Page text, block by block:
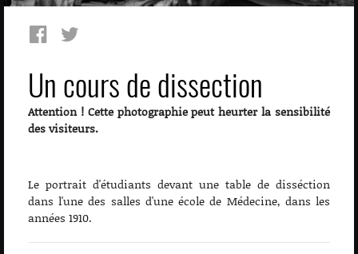
Un cours de dissection
Attention ! Cette photographie peut heurter la sensibilité
des visiteurs.
Le portrait d'étudiants devant une table de disséction
dans l'une des salles d'une école de Médecine, dans les
années 1910.